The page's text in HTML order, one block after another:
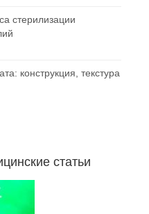
стерилизации
конструкция, текстура
статьи